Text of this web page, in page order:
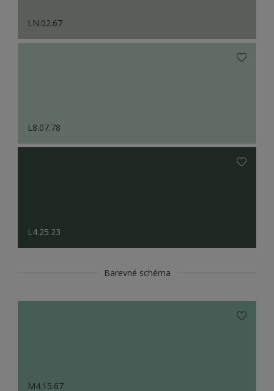
LN.02.67
L8.07.78
L4.25.23
Barevné schéma
M4.15.67